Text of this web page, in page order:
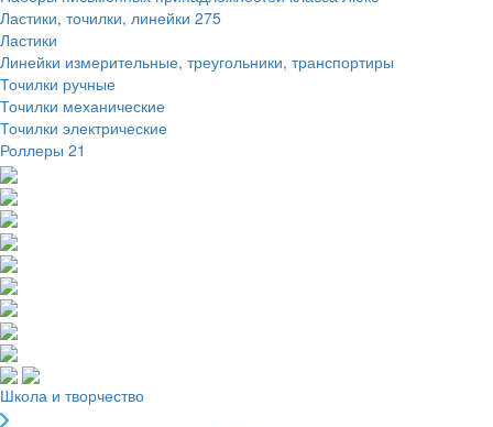
Ластики, точилки, линейки 275
Ластики
Линейки измерительные, треугольники, транспортиры
Точилки ручные
Точилки механические
Точилки электрические
Роллеры 21
Школа и творчество